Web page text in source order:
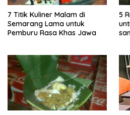
7 Titik Kuliner Malam di
Semarang Lama untuk
Pemburu Rasa Khas Jawa
5